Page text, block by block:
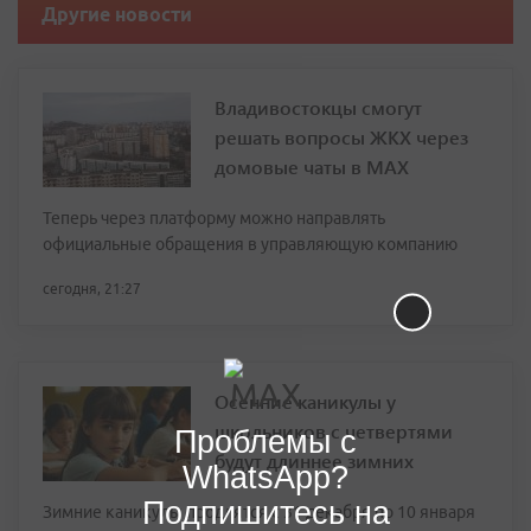
Другие новости
Владивостокцы смогут
решать вопросы ЖКХ через
домовые чаты в МАХ
Теперь через платформу можно направлять
официальные обращения в управляющую компанию
сегодня, 21:27
Осенние каникулы у
школьников с четвертями
будут длиннее зимних
Зимние каникулы продлятся с 31 декабря по 10 января
Проблемы с
WhatsApp?
Подпишитесь на